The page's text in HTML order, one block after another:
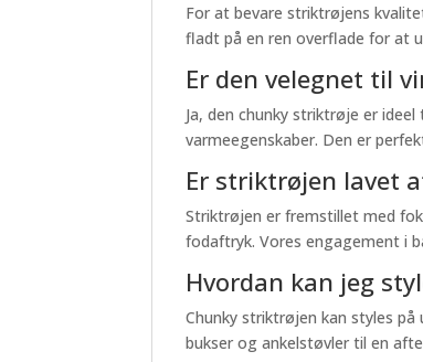
For at bevare striktrøjens
fladt på en ren overflade for at
Er den velegnet til
Ja, den chunky striktrøje er
varmeegenskaber. Den er
Er striktrøjen lavet
Striktrøjen er fremstillet med
fodaftryk. Vores engagement i
Hvordan kan jeg
Chunky striktrøjen kan styles
bukser og ankelstøvler til en